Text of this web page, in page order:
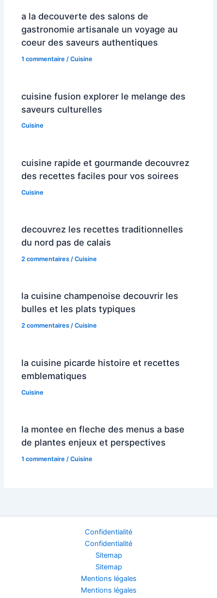
a la decouverte des salons de
gastronomie artisanale un voyage au
coeur des saveurs authentiques
1 commentaire /Cuisine
cuisine fusion explorer le melange des
saveurs culturelles
Cuisine
cuisine rapide et gourmande decouvrez
des recettes faciles pour vos soirees
Cuisine
decouvrez les recettes traditionnelles
du nord pas de calais
2 commentaires /Cuisine
la cuisine champenoise decouvrir les
bulles et les plats typiques
2 commentaires /Cuisine
la cuisine picarde histoire et recettes
emblematiques
Cuisine
la montee en fleche des menus a base
de plantes enjeux et perspectives
1 commentaire /Cuisine
Confidentialité
Confidentialité
Sitemap
Sitemap
Mentions légales
Mentions légales